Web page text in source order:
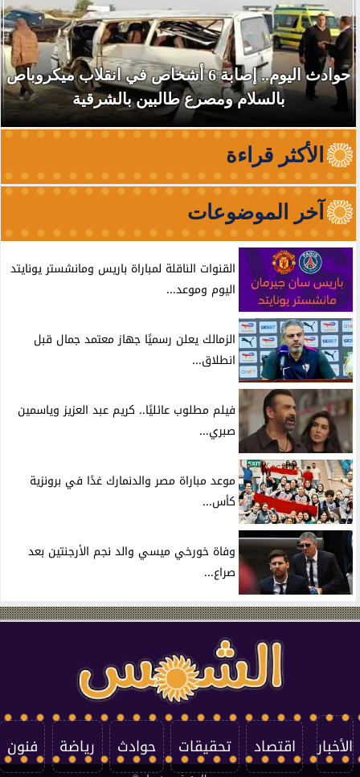
حوادث اليوم.. إصابة 6 أشخاص في انقلاب ميكروباص
بالسلام ومصرع طالبين بالشرقية
الأكثر قراءة
آخر الموضوعات
القنوات الناقلة لمباراة باريس ومانشستر يونايتد
اليوم وموعد...
الزمالك يعلن رسميًا جهاز معتمد جمال قبل
انطلاق...
فيلم مطلوب عائليًا.. كريم عبد العزيز وياسمين
صبري...
موعد مباراة مصر والدنمارك غدًا في برونزية
كأس...
وفاة خورخي ميسي والد نجم الأرجنتين بعد
صراع...
الأخبار اقتصاد تحقيقات حوادث رياضة فنون